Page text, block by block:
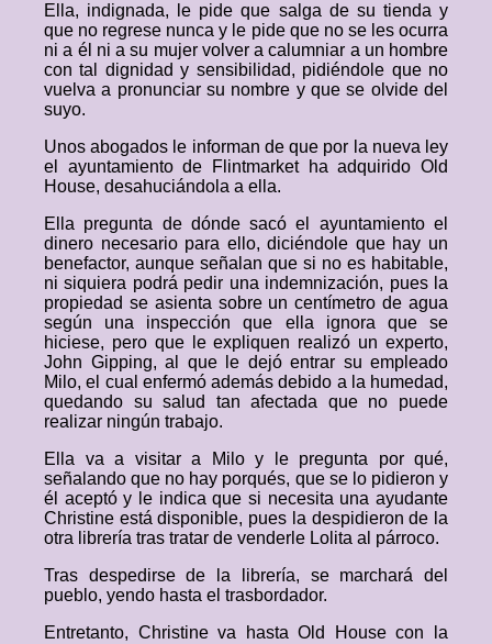
Ella, indignada, le pide que salga de su tienda y
que no regrese nunca y le pide que no se les ocurra
ni a él ni a su mujer volver a calumniar a un hombre
con tal dignidad y sensibilidad, pidiéndole que no
vuelva a pronunciar su nombre y que se olvide del
suyo.
Unos abogados le informan de que por la nueva ley
el ayuntamiento de Flintmarket ha adquirido Old
House, desahuciándola a ella.
Ella pregunta de dónde sacó el ayuntamiento el
dinero necesario para ello, diciéndole que hay un
benefactor, aunque señalan que si no es habitable,
ni siquiera podrá pedir una indemnización, pues la
propiedad se asienta sobre un centímetro de agua
según una inspección que ella ignora que se
hiciese, pero que le expliquen realizó un experto,
John Gipping, al que le dejó entrar su empleado
Milo, el cual enfermó además debido a la humedad,
quedando su salud tan afectada que no puede
realizar ningún trabajo.
Ella va a visitar a Milo y le pregunta por qué,
señalando que no hay porqués, que se lo pidieron y
él aceptó y le indica que si necesita una ayudante
Christine está disponible, pues la despidieron de la
otra librería tras tratar de venderle Lolita al párroco.
Tras despedirse de la librería, se marchará del
pueblo, yendo hasta el trasbordador.
Entretanto, Christine va hasta Old House con la